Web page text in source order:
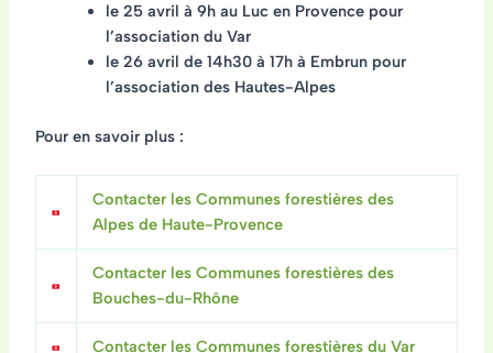
le 25 avril à 9h au Luc en Provence pour
l’association du Var
le 26 avril de 14h30 à 17h à Embrun pour
l’association des Hautes-Alpes
Pour en savoir plus :
Contacter les Communes forestières des
Alpes de Haute-Provence
Contacter les Communes forestières des
Bouches-du-Rhône
Contacter les Communes forestières du Var